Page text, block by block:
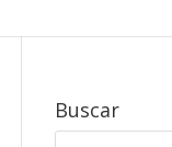
Buscar